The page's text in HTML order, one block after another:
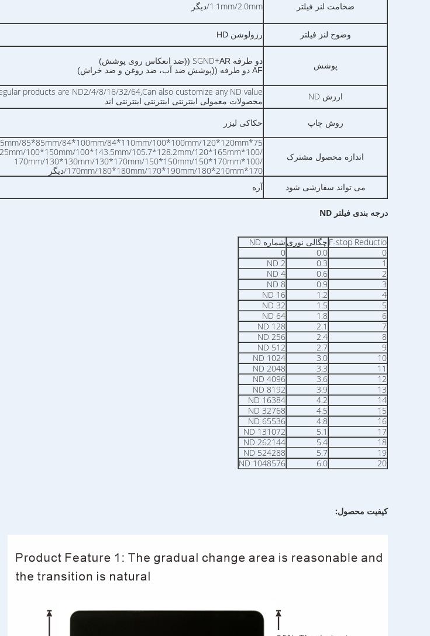
ضخامت لنز فیلتر 1.1mm/2.0mm/دیگر
وضوح لنز فیلتر رزولوشن HD
پوشش دو طرفه SGND+ AR ((ضد انعکاس روی پوشش)
AF دو طرفه ((پوشش ضد آب، ضد روغن و ضد خراش)
ارزش ND
products are ND2/4/8/16/32/64,Can also customize any ND value
محصولات معمولی اینترنتی اینترنتی اینترنتی اند
روش چاپ حکاکی لیزر
اندازه محصول مشترک
75*75mm/85*85mm/84*100mm/84*110mm/100*100mm/120*120mm
/100*125mm/100*150mm/100*143.5mm/105.7*128.2mm/120*165mm
/100*170mm/130*130mm/130*170mm/150*150mm/150*170mm
170*170mm/180*180mm/170*190mm/180*210mm/دیگر
می تواند سفارشی شود آره
درجه بندی فیلتر ND
F-stop Reductio چگالی نوری شماره ND
0
0.0
0
1
0.3
ND 2
2
0.6
ND 4
3
0.9
ND 8
4
1.2
ND 16
5
1.5
ND 32
6
1.8
ND 64
7
2.1
ND 128
8
2.4
ND 256
9
2.7
ND 512
10
3.0
ND 1024
11
3.3
ND 2048
12
3.6
ND 4096
13
3.9
ND 8192
14
4.2
ND 16384
15
4.5
ND 32768
16
4.8
ND 65536
17
5.1
ND 131072
18
5.4
ND 262144
19
5.7
ND 524288
20
6.0
ND 1048576
کیفیت محصول: